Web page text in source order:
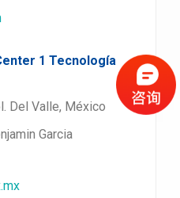
1 Tecnología
Del Valle, México
Garcia